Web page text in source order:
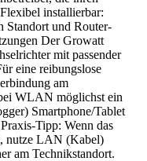
installierbar:
und Router-
Der Growatt
mit passender
eine reibungslose
am
WLAN möglichst ein
Smartphone/Tablet
Tipp: Wenn das
nutze LAN (Kabel)
am Technikstandort.